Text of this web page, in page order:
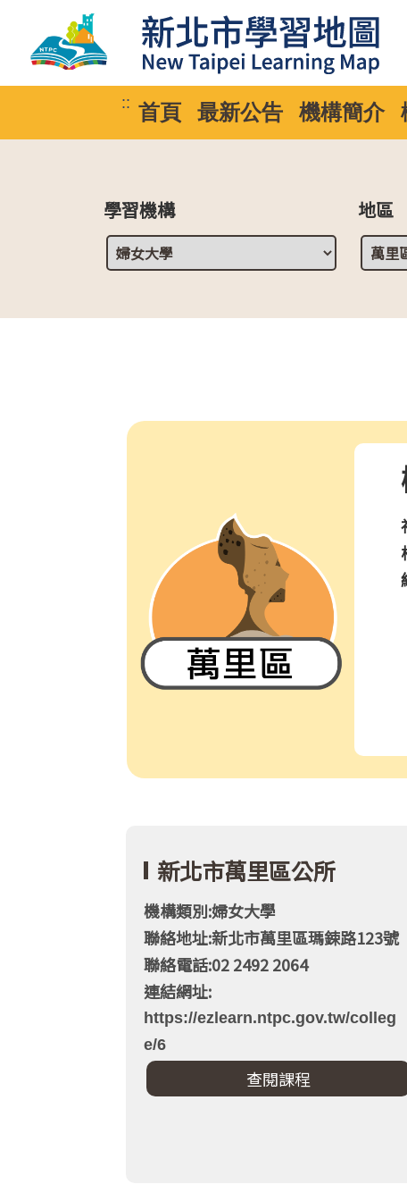
:: 首頁 最新公告 機構簡介
學習機構 地區
新北市萬里區公所
機構類別:婦女大學
聯絡地址:新北市萬里區瑪鋉路123號
聯絡電話:02 2492 2064
連結網址:
https://ezlearn.ntpc.gov.tw/colleg
e/6